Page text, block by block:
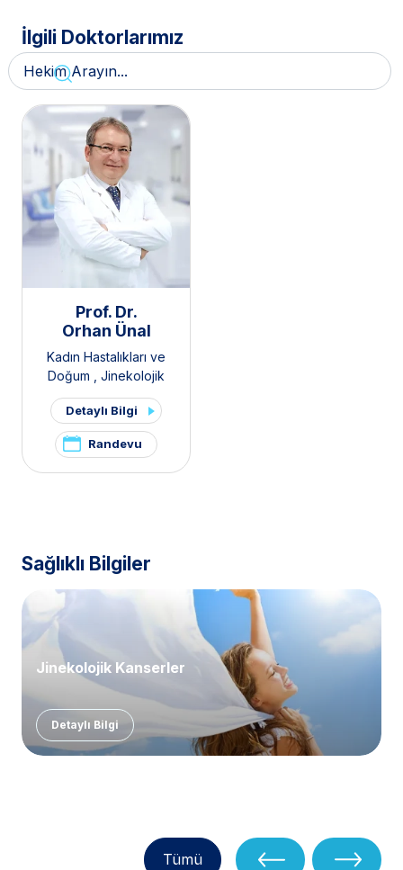
İlgili Doktorlarımız
Prof. Dr.
Orhan Ünal
Kadın Hastalıkları ve
Doğum , Jinekolojik
Onkoloji
Detaylı Bilgi
Randevu
Sağlıklı Bilgiler
Jinekolojik Kanserler
Detaylı Bilgi
Tümü